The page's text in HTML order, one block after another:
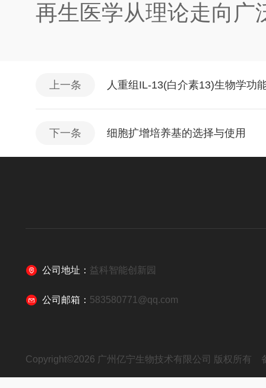
再生医学从理论走向广
上一条 人重组IL-13(白介素13)生物学功
下一条 细胞扩增培养基的选择与使用
公司地址： 益科智能创新园
公司邮箱： 583580771@qq.com
Copyright©2026 广州亿宁生物技术有限公司 版权所有